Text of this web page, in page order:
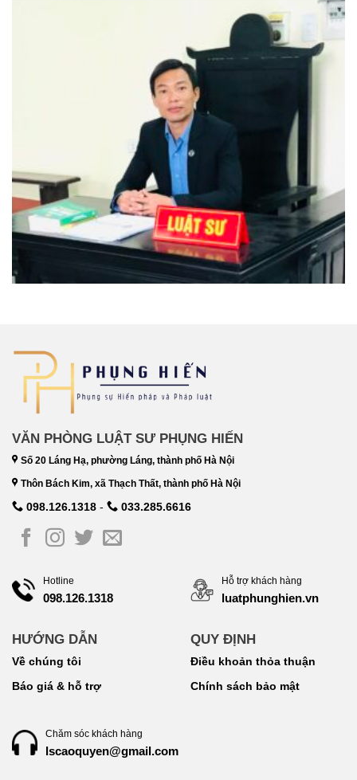
VĂN PHÒNG LUẬT SƯ PHỤNG HIẾN
Số 20 Láng Hạ, phường Láng, thành phố Hà Nội
Thôn Bách Kim, xã Thạch Thất, thành phố Hà Nội
098.126.1318 - 033.285.6616
Hotline
098.126.1318
HƯỚNG DẪN
Về chúng tôi
Báo giá & hỗ trợ
Hỗ trợ khách hàng
luatphunghien.vn
QUY ĐỊNH
Điều khoản thỏa thuận
Chính sách bảo mật
Chăm sóc khách hàng
lscaoquyen@gmail.com